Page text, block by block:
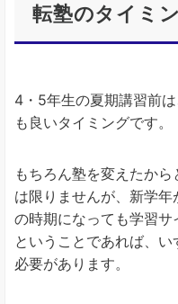
転塾のタイミ
4・5年生の夏期講習前
も良いタイミングです。
もちろん塾を変えたか
は限りませんが、新学
の時期になっても学習
ということであれば、
必要があります。